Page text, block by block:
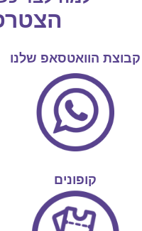
קבוצת הוואטסאפ שלנו
קופונים